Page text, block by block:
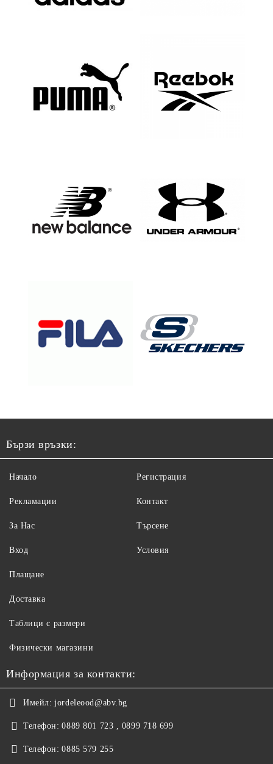
Бързи връзки:
Начало
Рекламации
За Нас
Вход
Регистрация
Контакт
Търсене
Условия
Плащане
Доставка
Таблици с размери
Физически магазини
Информация за контакти:
Имейл: jordeleood@abv.bg
Телефон: 0889 801 723 , 0899 718 699
Телефон: 0885 579 255